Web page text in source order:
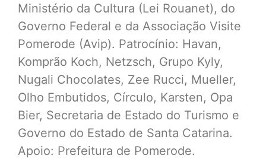
Ministério da Cultura (Lei Rouanet), do
Governo Federal e da Associação Visite
Pomerode (Avip). Patrocínio: Havan,
Komprão Koch, Netzsch, Grupo Kyly,
Nugali Chocolates, Zee Rucci, Mueller,
Olho Embutidos, Círculo, Karsten, Opa
Bier, Secretaria de Estado do Turismo e
Governo do Estado de Santa Catarina.
Apoio: Prefeitura de Pomerode.